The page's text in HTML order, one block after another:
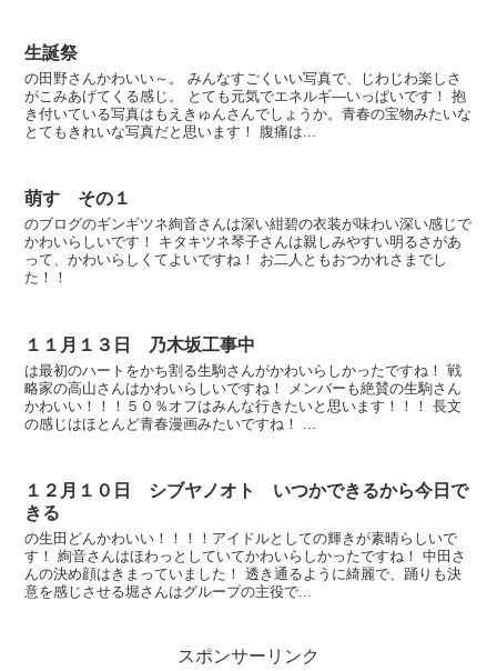
生誕祭
の田野さんかわいい～。 みんなすごくいい写真で、じわじわ楽しさ
がこみあげてくる感じ。 とても元気でエネルギ―いっぱいです！ 抱
き付いている写真はもえきゅんさんでしょうか。青春の宝物みたいな
とてもきれいな写真だと思います！ 腹痛は...
萌す その１
のブログのギンギツネ絢音さんは深い紺碧の衣装が味わい深い感じで
かわいらしいです！ キタキツネ琴子さんは親しみやすい明るさがあ
って、かわいらしくてよいですね！ お二人ともおつかれさまでし
た！！
１１月１３日 乃木坂工事中
は最初のハートをかち割る生駒さんがかわいらしかったですね！ 戦
略家の高山さんはかわいらしいですね！ メンバーも絶賛の生駒さん
かわいい！！！５０％オフはみんな行きたいと思います！！！ 長文
の感じはほとんど青春漫画みたいですね！ ...
１２月１０日 シブヤノオト いつかできるから今日で
きる
の生田どんかわいい！！！！アイドルとしての輝きが素晴らしいで
す！ 絢音さんはほわっとしていてかわいらしかったですね！ 中田さ
んの決め顔はきまっていました！ 透き通るように綺麗で、踊りも決
意を感じさせる堀さんはグループの主役で...
スポンサーリンク